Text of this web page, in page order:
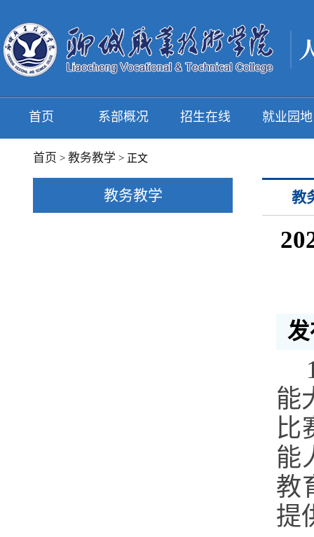
首页 系部概况 招生在线 就业园地
首页 > 教务教学 > 正文
教务教学 教
能
比
能
教
提